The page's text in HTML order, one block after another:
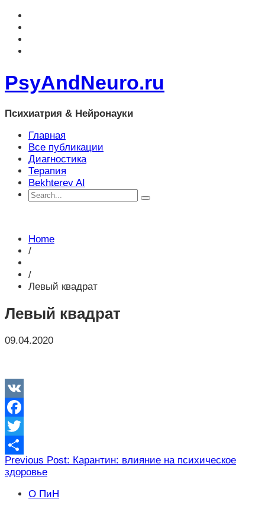
PsyAndNeuro.ru
Психиатрия & Нейронауки
Главная
Все публикации
Диагностика
Терапия
Bekhterev AI
Home
/
/
Левый квадрат
Левый квадрат
09.04.2020
VK
Facebook
Twitter
Отправить
Навигация
по
записям
Previous Post: Карантин: влияние на психическое
здоровье
О ПиН